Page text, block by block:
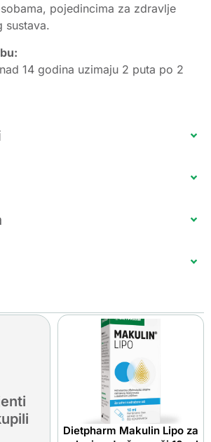
pojedincima za zdravlje
sustava.
14 godina uzimaju 2 puta po 2
Dietpharm Makulin Lipo za